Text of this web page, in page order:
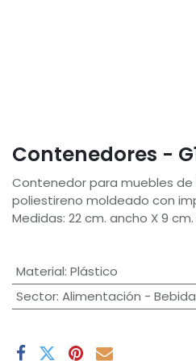
Contenedores -
Contenedor para muebles de
poliestireno moldeado con
Medidas: 22 cm. ancho X 9
Material: Plástico
Sector: Alimentación -